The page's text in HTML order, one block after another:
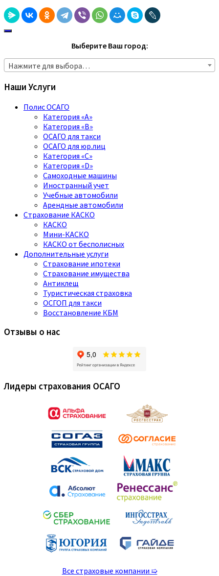
Выберите Ваш город:
Нажмите для выбора…
Наши Услуги
Полис ОСАГО
Категория «A»
Категория «B»
ОСАГО для такси
ОСАГО для юр.лиц
Категория «C»
Категория «D»
Самоходные машины
Иностранный учет
Учебные автомобили
Арендные автомобили
Страхование КАСКО
КАСКО
Мини-КАСКО
КАСКО от бесполисных
Дополнительные услуги
Страхование ипотеки
Страхование имущества
Антиклещ
Туристическая страховка
ОСГОП для такси
Восстановление КБМ
Отзывы о нас
Лидеры страхования ОСАГО
Все страховые компании ➯